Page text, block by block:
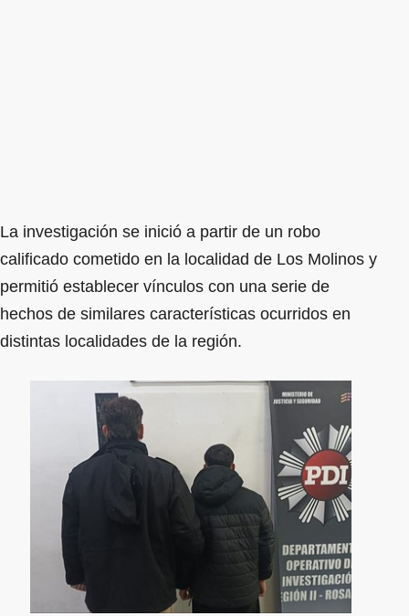
La investigación se inició a partir de un robo
calificado cometido en la localidad de Los Molinos y
permitió establecer vínculos con una serie de
hechos de similares características ocurridos en
distintas localidades de la región.